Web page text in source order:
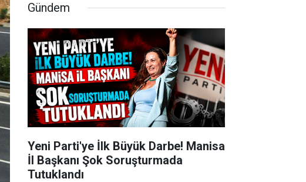
Gündem
Yeni Parti'ye İlk Büyük Darbe! Manisa
İl Başkanı Şok Soruşturmada
Tutuklandı